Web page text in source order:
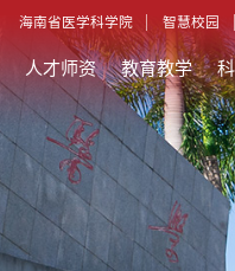
海南省医学科学院 智慧校园
人才师资 教育教学